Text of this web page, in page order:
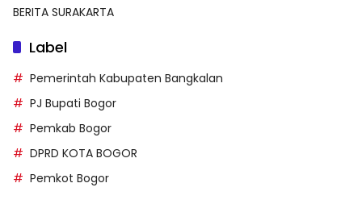
BERITA SURAKARTA
Label
Pemerintah Kabupaten Bangkalan
PJ Bupati Bogor
Pemkab Bogor
DPRD KOTA BOGOR
Pemkot Bogor